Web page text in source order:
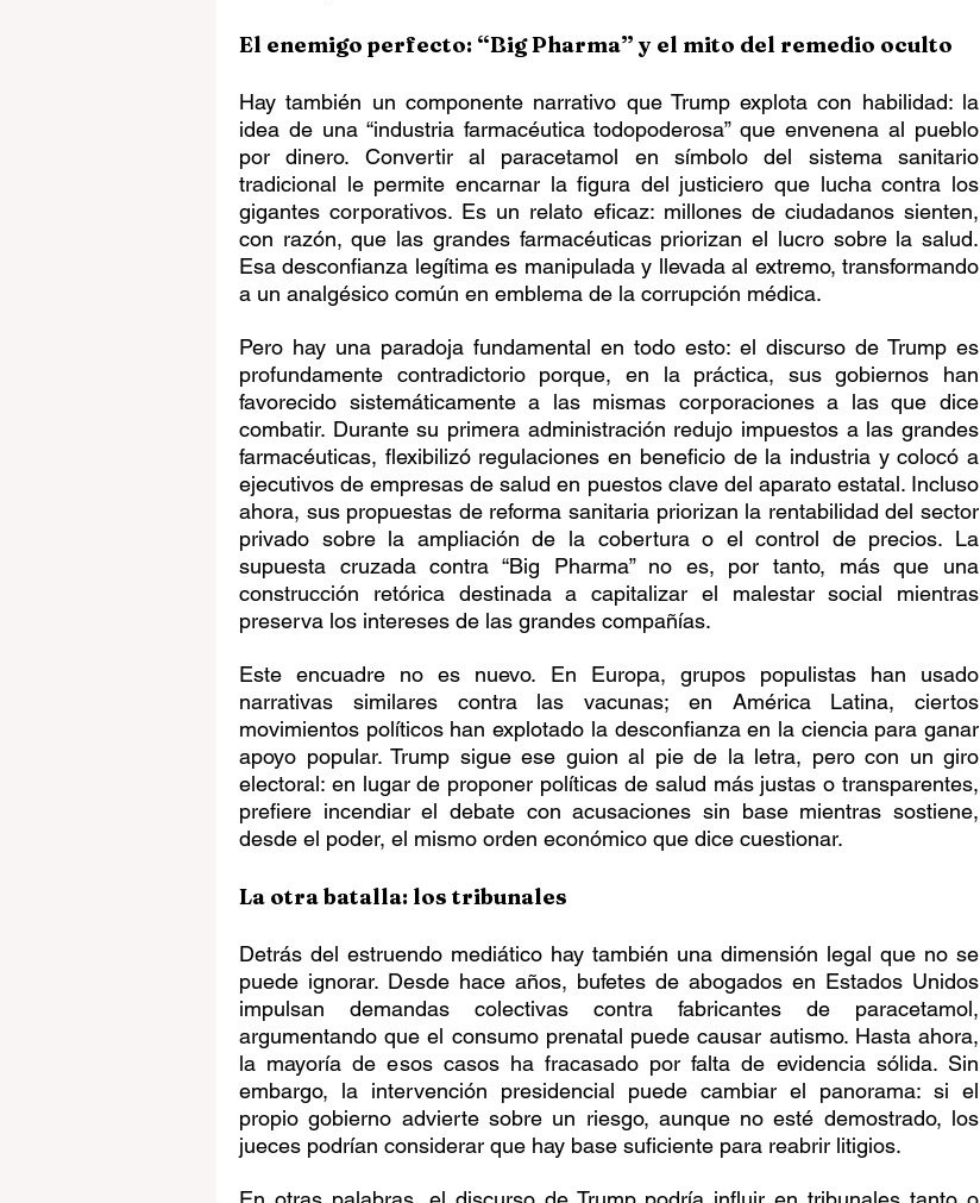
El enemigo perfecto: “Big Pharma” y el mito del remedio oculto
Hay también un componente narrativo que Trump explota con habilidad: la
idea de una “industria farmacéutica todopoderosa” que envenena al pueblo
por dinero. Convertir al paracetamol en símbolo del sistema sanitario
tradicional le permite encarnar la figura del justiciero que lucha contra los
gigantes corporativos. Es un relato eficaz: millones de ciudadanos sienten,
con razón, que las grandes farmacéuticas priorizan el lucro sobre la salud.
Esa desconfianza legítima es manipulada y llevada al extremo, transformando
a un analgésico común en emblema de la corrupción médica.
Pero hay una paradoja fundamental en todo esto: el discurso de Trump es
profundamente contradictorio porque, en la práctica, sus gobiernos han
favorecido sistemáticamente a las mismas corporaciones a las que dice
combatir. Durante su primera administración redujo impuestos a las grandes
farmacéuticas, flexibilizó regulaciones en beneficio de la industria y colocó a
ejecutivos de empresas de salud en puestos clave del aparato estatal. Incluso
ahora, sus propuestas de reforma sanitaria priorizan la rentabilidad del sector
privado sobre la ampliación de la cobertura o el control de precios. La
supuesta cruzada contra “Big Pharma” no es, por tanto, más que una
construcción retórica destinada a capitalizar el malestar social mientras
preserva los intereses de las grandes compañías.
Este encuadre no es nuevo. En Europa, grupos populistas han usado
narrativas similares contra las vacunas; en América Latina, ciertos
movimientos políticos han explotado la desconfianza en la ciencia para ganar
apoyo popular. Trump sigue ese guion al pie de la letra, pero con un giro
electoral: en lugar de proponer políticas de salud más justas o transparentes,
prefiere incendiar el debate con acusaciones sin base mientras sostiene,
desde el poder, el mismo orden económico que dice cuestionar.
La otra batalla: los tribunales
Detrás del estruendo mediático hay también una dimensión legal que no se
puede ignorar. Desde hace años, bufetes de abogados en Estados Unidos
impulsan demandas colectivas contra fabricantes de paracetamol,
argumentando que el consumo prenatal puede causar autismo. Hasta ahora,
la mayoría de esos casos ha fracasado por falta de evidencia sólida. Sin
embargo, la intervención presidencial puede cambiar el panorama: si el
propio gobierno advierte sobre un riesgo, aunque no esté demostrado, los
jueces podrían considerar que hay base suficiente para reabrir litigios.